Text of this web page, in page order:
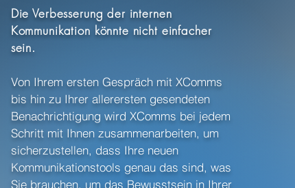
Die Verbesserung der internen
Kommunikation könnte nicht einfacher
sein.
Von Ihrem ersten Gespräch mit XComms
bis hin zu Ihrer allerersten gesendeten
Benachrichtigung wird XComms bei jedem
Schritt mit Ihnen zusammenarbeiten, um
sicherzustellen, dass Ihre neuen
Kommunikationstools genau das sind, was
Sie brauchen, um das Bewusstsein in Ihrer